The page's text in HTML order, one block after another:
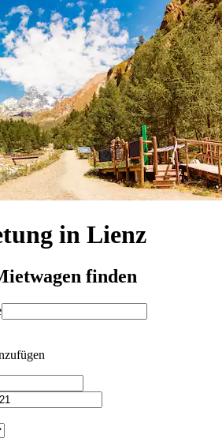
in Lienz
finden